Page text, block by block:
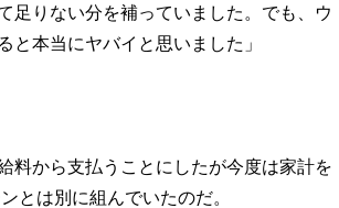
足りない分を補っていました。でも、ウ
本当にヤバイと思いました」
から支払うことにしたが今度は家計を
とは別に組んでいたのだ。